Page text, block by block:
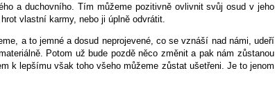
a duchovního. Tím můžeme pozitivně ovlivnit svůj osud v jeho
vlastní karmy, nebo ji úplně odvrátit.
a to jemné a dosud neprojevené, co se vznáší nad námi, udeří
Potom už bude pozdě něco změnit a pak nám zůstanou
k lepšímu však toho všeho můžeme zůstat ušetřeni. Je to jenom